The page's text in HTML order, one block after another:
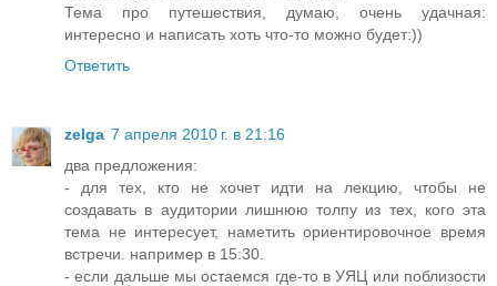
Тема про путешествия, думаю, очень удачная:
интересно и написать хоть что-то можно будет:))
Ответить
zelga 7 апреля 2010 г. в 21:16
два предложения:
- для тех, кто не хочет идти на лекцию, чтобы не
создавать в аудитории лишнюю толпу из тех, кого эта
тема не интересует, наметить ориентировочное время
встречи. например в 15:30.
- если дальше мы остаемся где-то в УЯЦ или поблизости